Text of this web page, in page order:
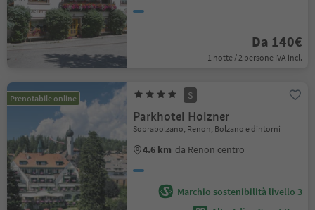
Da 140€
1 notte / 2 persone IVA incl.
Prenotabile online S
Parkhotel Holzner
Soprabolzano, Renon, Bolzano e dintorni
4.6 km da Renon centro
Marchio sostenibilità livello 3